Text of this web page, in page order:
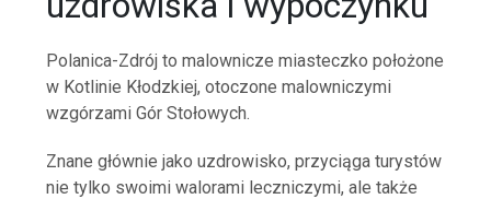
Polanica-Zdrój to malownicze miasteczko położone
w Kotlinie Kłodzkiej, otoczone malowniczymi
wzgórzami Gór Stołowych.
Znane głównie jako uzdrowisko, przyciąga turystów
nie tylko swoimi walorami leczniczymi, ale także